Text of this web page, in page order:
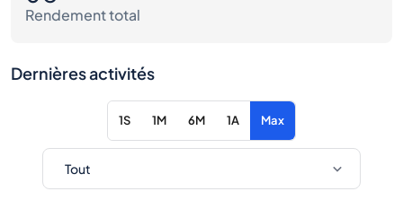
Rendement total
Dernières activités
1S 1M 6M 1A Max